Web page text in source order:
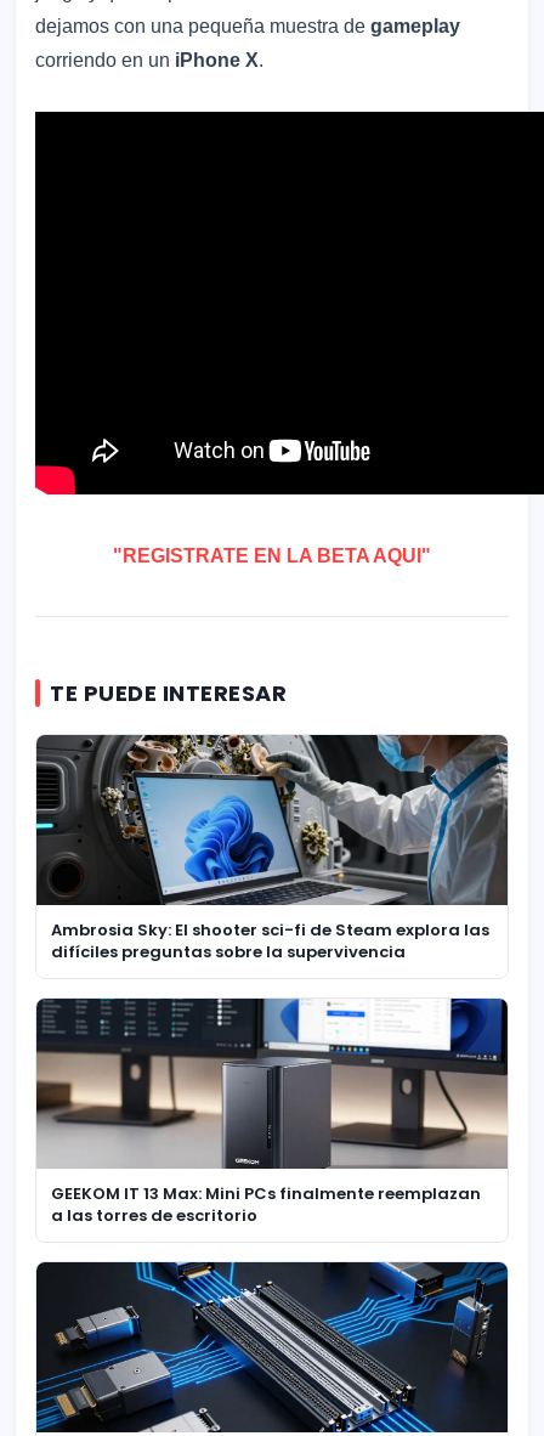
dejamos con una pequeña muestra de gameplay
corriendo en un iPhone X.
"REGISTRATE EN LA BETA AQUI"
TE PUEDE INTERESAR
Ambrosia Sky: El shooter sci-fi de Steam explora las
difíciles preguntas sobre la supervivencia
GEEKOM IT 13 Max: Mini PCs finalmente reemplazan
a las torres de escritorio